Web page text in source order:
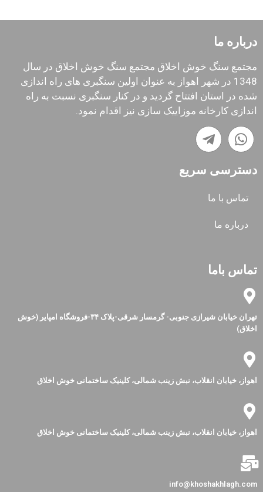
درباره ما
مجتمع سنگ خوش اخلاق مجتمع سنگ خوش اخلاق در سال
1348 در شهر اهواز به عنوان اولین سنگبری های راه اندازی
شده در استان افتتاح گردید و در کنار سنگبری نسبت به راه
اندازی کارخانه موزاییک سازی نیز اقدام نمود.
دسترسی سریع
تماس با ما
درباره ما
تماس باما
تهران خیابان شیرازی جنوبی- گرمسار شرقی-پلاک ۳۴-فروشگاه امپایر (خوش
اخلاق)
اهواز، خیابان انقلاب، نبش زینب شمالی، کلینیک ساختمانی خوش اخلاق
اهواز، خیابان انقلاب، نبش زینب شمالی، کلینیک ساختمانی خوش اخلاق
info@khoshakhlagh.com